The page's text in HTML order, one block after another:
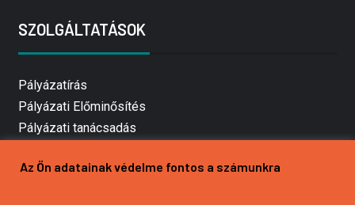
SZOLGÁLTATÁSOK
Pályázatírás
Pályázati Előminősítés
Pályázati tanácsadás
Mezőgazdasági pályázatírás
Az Ön adatainak védelme fontos a számunkra